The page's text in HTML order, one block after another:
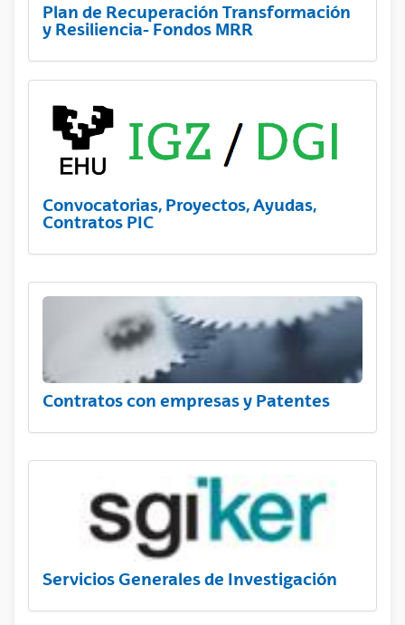
Plan de Recuperación Transformación
y Resiliencia- Fondos MRR
Convocatorias, Proyectos, Ayudas,
Contratos PIC
Contratos con empresas y Patentes
Servicios Generales de Investigación